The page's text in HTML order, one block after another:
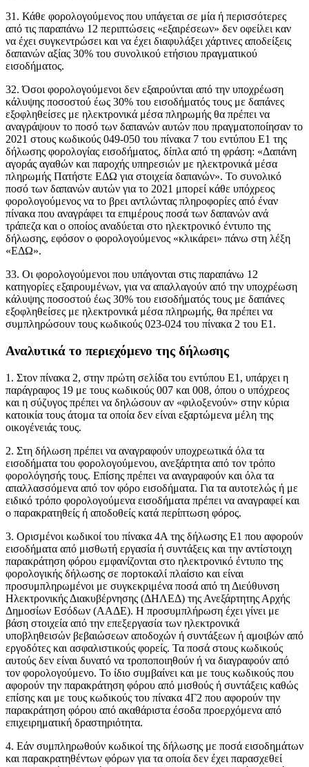
31. Κάθε φορολογούμενος που υπάγεται σε μία ή περισσότερες
από τις παραπάνω 12 περιπτώσεις «εξαιρέσεων» δεν οφείλει καν
να έχει συγκεντρώσει και να έχει διαφυλάξει χάρτινες αποδείξεις
δαπανών αξίας 30% του συνολικού ετήσιου πραγματικού
εισοδήματος.
32. Όσοι φορολογούμενοι δεν εξαιρούνται από την υποχρέωση
κάλυψης ποσοστού έως 30% του εισοδήματός τους με δαπάνες
εξοφληθείσες με ηλεκτρονικά μέσα πληρωμής θα πρέπει να
αναγράψουν το ποσό των δαπανών αυτών που πραγματοποίησαν το
2021 στους κωδικούς 049-050 του πίνακα 7 του εντύπου Ε1 της
δήλωσης φορολογίας εισοδήματος, δίπλα από τη φράση: «Δαπάνη
αγοράς αγαθών και παροχής υπηρεσιών με ηλεκτρονικά μέσα
πληρωμής Πατήστε ΕΔΩ για στοιχεία δαπανών». Το συνολικό
ποσό των δαπανών αυτών για το 2021 μπορεί κάθε υπόχρεος
φορολογούμενος να το βρει αντλώντας πληροφορίες από έναν
πίνακα που αναγράφει τα επιμέρους ποσά των δαπανών ανά
τράπεζα και ο οποίος αναδύεται στο ηλεκτρονικό έντυπο της
δήλωσης, εφόσον ο φορολογούμενος «κλικάρει» πάνω στη λέξη
«ΕΔΩ».
33. Οι φορολογούμενοι που υπάγονται στις παραπάνω 12
κατηγορίες εξαιρουμένων, για να απαλλαγούν από την υποχρέωση
κάλυψης ποσοστού έως 30% του εισοδήματός τους με δαπάνες
εξοφληθείσες με ηλεκτρονικά μέσα πληρωμής, θα πρέπει να
συμπληρώσουν τους κωδικούς 023-024 του πίνακα 2 του Ε1.
Αναλυτικά το περιεχόμενο της δήλωσης
1. Στον πίνακα 2, στην πρώτη σελίδα του εντύπου Ε1, υπάρχει η
παράγραφος 19 με τους κωδικούς 007 και 008, όπου ο υπόχρεος
και η σύζυγος πρέπει να δηλώσουν αν «φιλοξενούν» στην κύρια
κατοικία τους άτομα τα οποία δεν είναι εξαρτώμενα μέλη της
οικογένειάς τους.
2. Στη δήλωση πρέπει να αναγραφούν υποχρεωτικά όλα τα
εισοδήματα του φορολογούμενου, ανεξάρτητα από τον τρόπο
φορολόγησής τους. Επίσης πρέπει να αναγραφούν και όλα τα
απαλλασσόμενα από τον φόρο εισοδήματα. Για τα αυτοτελώς ή με
ειδικό τρόπο φορολογούμενα εισοδήματα πρέπει να αναγραφεί και
ο παρακρατηθείς ή αποδοθείς κατά περίπτωση φόρος.
3. Ορισμένοι κωδικοί του πίνακα 4Α της δήλωσης Ε1 που αφορούν
εισοδήματα από μισθωτή εργασία ή συντάξεις και την αντίστοιχη
παρακράτηση φόρου εμφανίζονται στο ηλεκτρονικό έντυπο της
φορολογικής δήλωσης σε πορτοκαλί πλαίσιο και είναι
προσυμπληρωμένοι με συγκεκριμένα ποσά από τη Διεύθυνση
Ηλεκτρονικής Διακυβέρνησης (ΔΗΛΕΔ) της Ανεξάρτητης Αρχής
Δημοσίων Εσόδων (ΑΑΔΕ). Η προσυμπλήρωση έχει γίνει με
βάση στοιχεία από την επεξεργασία των ηλεκτρονικά
υποβληθεισών βεβαιώσεων αποδοχών ή συντάξεων ή αμοιβών από
εργοδότες και ασφαλιστικούς φορείς. Τα ποσά στους κωδικούς
αυτούς δεν είναι δυνατό να τροποποιηθούν ή να διαγραφούν από
τον φορολογούμενο. Το ίδιο συμβαίνει και με τους κωδικούς που
αφορούν την παρακράτηση φόρου από μισθούς ή συντάξεις καθώς
επίσης και με τους κωδικούς του πίνακα 4Γ2 που αφορούν την
παρακράτηση φόρου από ακαθάριστα έσοδα προερχόμενα από
επιχειρηματική δραστηριότητα.
4. Εάν συμπληρωθούν κωδικοί της δήλωσης με ποσά εισοδημάτων
και παρακρατηθέντων φόρων για τα οποία δεν έχει παρασχεθεί